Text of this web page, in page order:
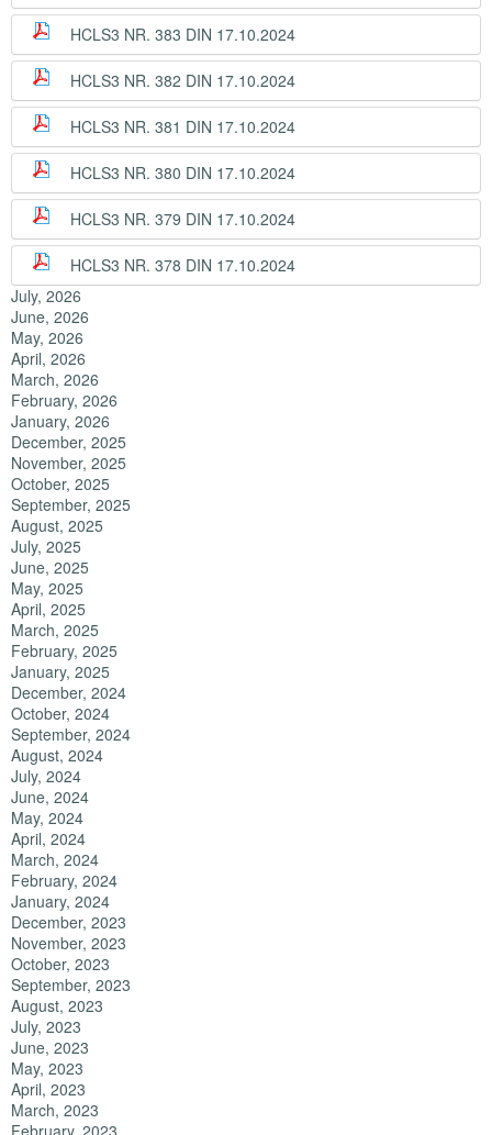
HCLS3 NR. 383 DIN 17.10.2024
HCLS3 NR. 382 DIN 17.10.2024
HCLS3 NR. 381 DIN 17.10.2024
HCLS3 NR. 380 DIN 17.10.2024
HCLS3 NR. 379 DIN 17.10.2024
HCLS3 NR. 378 DIN 17.10.2024
July, 2026
June, 2026
May, 2026
April, 2026
March, 2026
February, 2026
January, 2026
December, 2025
November, 2025
October, 2025
September, 2025
August, 2025
July, 2025
June, 2025
May, 2025
April, 2025
March, 2025
February, 2025
January, 2025
December, 2024
October, 2024
September, 2024
August, 2024
July, 2024
June, 2024
May, 2024
April, 2024
March, 2024
February, 2024
January, 2024
December, 2023
November, 2023
October, 2023
September, 2023
August, 2023
July, 2023
June, 2023
May, 2023
April, 2023
March, 2023
February, 2023